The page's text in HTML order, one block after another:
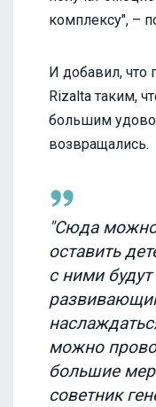
комплексу", –
И добавил, что
Rizalta таким,
большим
возвращались.
"Сюда можно
оставить
с ними
можно
большие
советник